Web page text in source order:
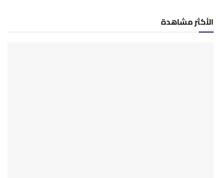
الأكثر مشاهدة